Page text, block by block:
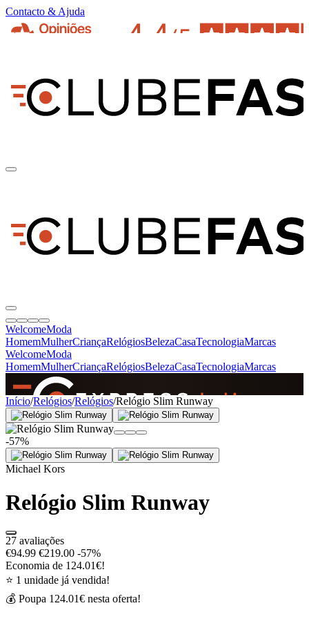
Contacto & Ajuda
WelcomeModa
HomemMulherCriançaRelógiosBelezaCasaTecnologiaMarcas
WelcomeModa
HomemMulherCriançaRelógiosBelezaCasaTecnologiaMarcas
SINCE 2005
+de 36.000 reviews
Início/Relógios/Relógios/Relógio Slim Runway
-57%
Michael Kors
Relógio Slim Runway
27 avaliações
€94.99 €219.00 -57%
Economia de 124.01€!
⭐ 1 unidade já vendida!
💰 Poupa 124.01€ nesta oferta!